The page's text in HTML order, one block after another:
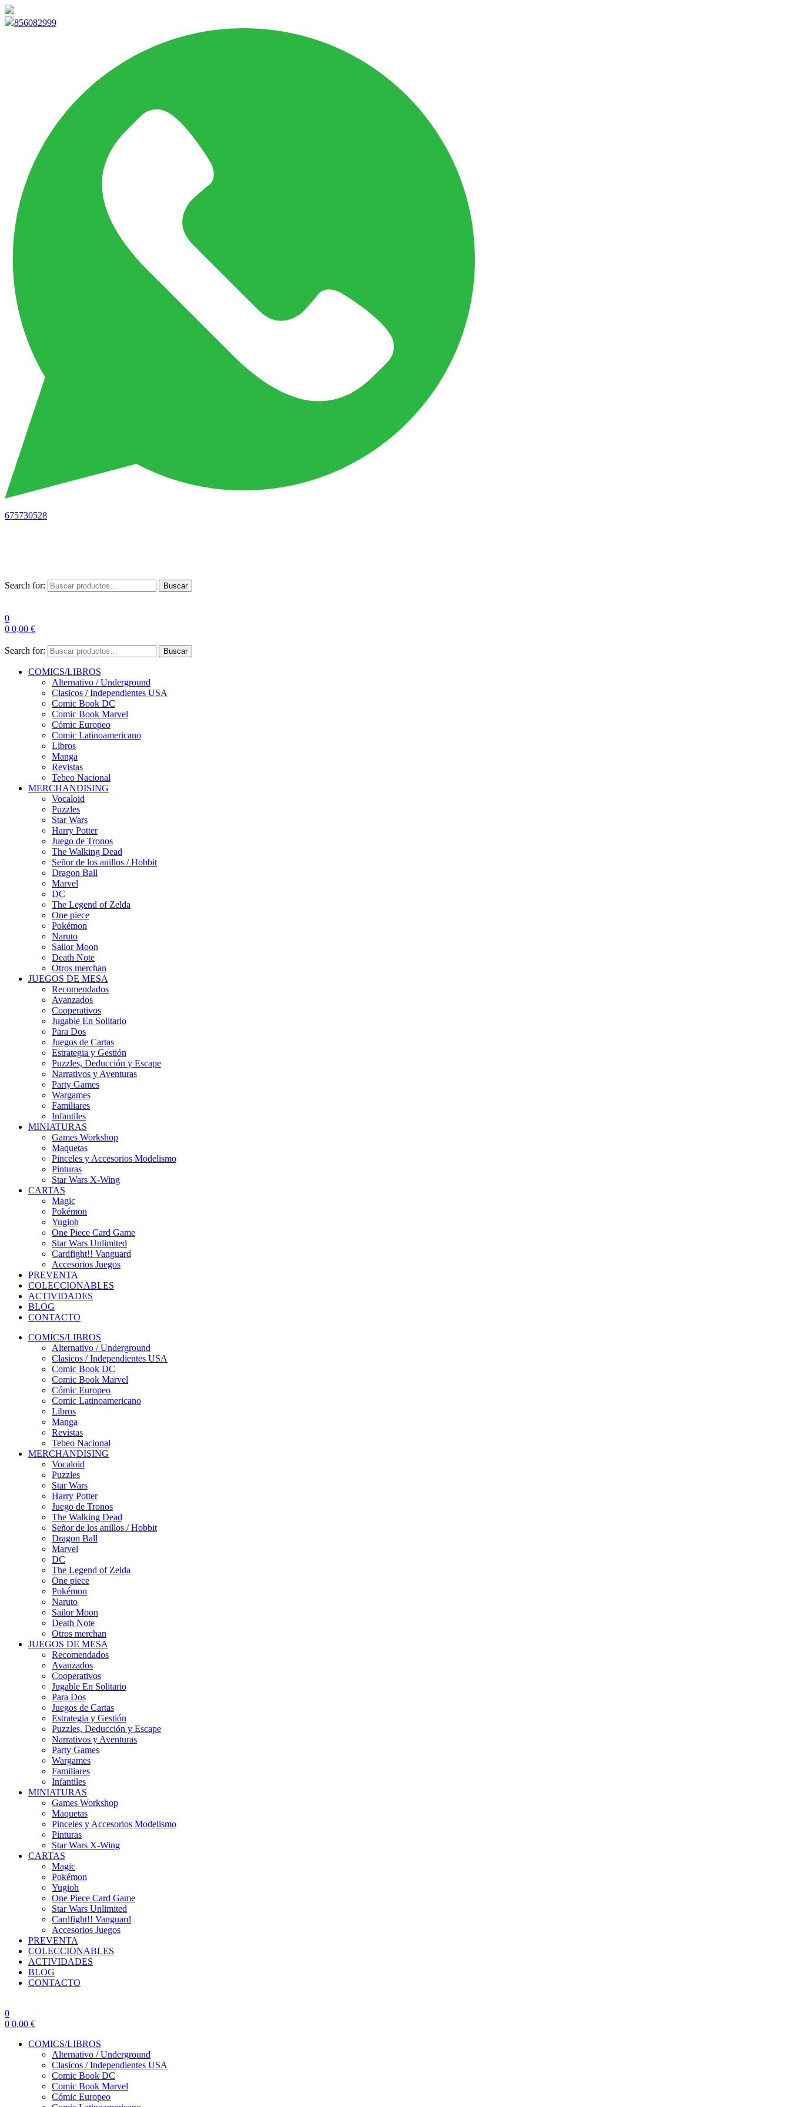
856082999
675730528
Search for: Buscar
0
0 0,00 €
Search for: Buscar
COMICS/LIBROS
Alternativo / Underground
Clasicos / Independientes USA
Comic Book DC
Comic Book Marvel
Cómic Europeo
Comic Latinoamericano
Libros
Manga
Revistas
Tebeo Nacional
MERCHANDISING
Vocaloid
Puzzles
Star Wars
Harry Potter
Juego de Tronos
The Walking Dead
Señor de los anillos / Hobbit
Dragon Ball
Marvel
DC
The Legend of Zelda
One piece
Pokémon
Naruto
Sailor Moon
Death Note
Otros merchan
JUEGOS DE MESA
Recomendados
Avanzados
Cooperativos
Jugable En Solitario
Para Dos
Juegos de Cartas
Estrategia y Gestión
Puzzles, Deducción y Escape
Narrativos y Aventuras
Party Games
Wargames
Familiares
Infantiles
MINIATURAS
Games Workshop
Maquetas
Pinceles y Accesorios Modelismo
Pinturas
Star Wars X-Wing
CARTAS
Magic
Pokémon
Yugioh
One Piece Card Game
Star Wars Unlimited
Cardfight!! Vanguard
Accesorios Juegos
PREVENTA
COLECCIONABLES
ACTIVIDADES
BLOG
CONTACTO
COMICS/LIBROS
Alternativo / Underground
Clasicos / Independientes USA
Comic Book DC
Comic Book Marvel
Cómic Europeo
Comic Latinoamericano
Libros
Manga
Revistas
Tebeo Nacional
MERCHANDISING
Vocaloid
Puzzles
Star Wars
Harry Potter
Juego de Tronos
The Walking Dead
Señor de los anillos / Hobbit
Dragon Ball
Marvel
DC
The Legend of Zelda
One piece
Pokémon
Naruto
Sailor Moon
Death Note
Otros merchan
JUEGOS DE MESA
Recomendados
Avanzados
Cooperativos
Jugable En Solitario
Para Dos
Juegos de Cartas
Estrategia y Gestión
Puzzles, Deducción y Escape
Narrativos y Aventuras
Party Games
Wargames
Familiares
Infantiles
MINIATURAS
Games Workshop
Maquetas
Pinceles y Accesorios Modelismo
Pinturas
Star Wars X-Wing
CARTAS
Magic
Pokémon
Yugioh
One Piece Card Game
Star Wars Unlimited
Cardfight!! Vanguard
Accesorios Juegos
PREVENTA
COLECCIONABLES
ACTIVIDADES
BLOG
CONTACTO
0
0 0,00 €
COMICS/LIBROS
Alternativo / Underground
Clasicos / Independientes USA
Comic Book DC
Comic Book Marvel
Cómic Europeo